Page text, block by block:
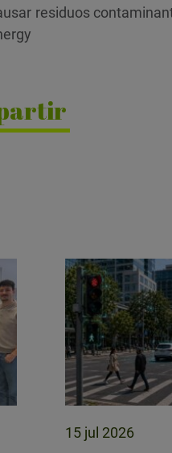
residuos
15 jul 2026